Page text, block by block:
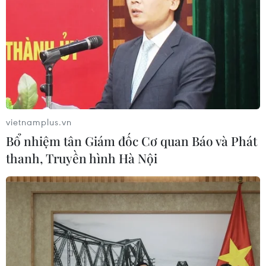
phù hợp với lợi thế của từng vùng, đảm bảo
cung cấp đủ nguồn nguyên liệu và kết nối với
khu chế biến nông sản và dịch vụ thương mại
nông nghiệp.
Đồng thời, Chiến lược cũng hướng tới đổi mới,
phát triển các hình thức tổ chức sản xuất phù
của các tổ chức hợp tác của nông dân, đẩy mạnh
tập trung đất đai, tăng quy mô tạo điều kiện
thuận lợi áp dụng cơ giới hóa và phát triển chế
biến nông sản; phát triển các tổ chức hợp tác,
trung tâm nghiên cứu, chuyển giao khoa học,
công nghệ và kinh doanh dịch vụ cơ giới nông
nghiệp; đẩy mạnh hợp tác, liên kết trong sản
xuất, chế biến tiêu thụ nông sản, trong đó
vietnamplus.vn
Bổ nhiệm tân Giám đốc Cơ quan Báo và Phát
thanh, Truyền hình Hà Nội